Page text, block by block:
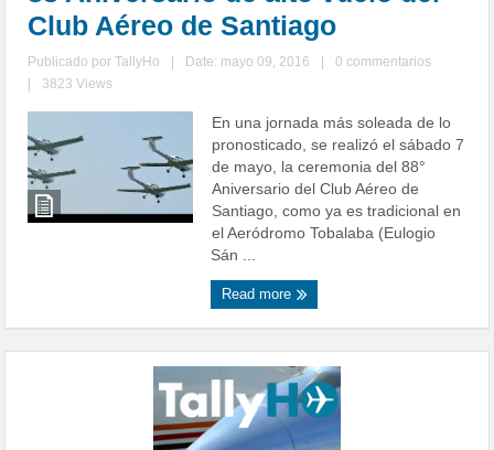
Club Aéreo de Santiago
Publicado porTallyHo Date: mayo 09, 2016
0 commentarios
3823 Views
En una jornada más soleada de lo
pronosticado, se realizó el sábado 7
de mayo, la ceremonia del 88°
Aniversario del Club Aéreo de
Santiago, como ya es tradicional en
el Aeródromo Tobalaba (Eulogio
Sán ...
Read more